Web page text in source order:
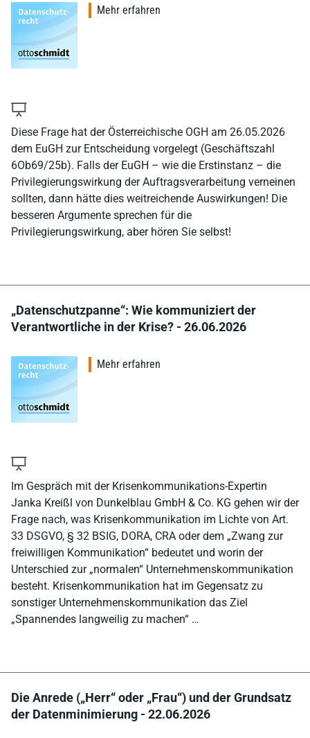
Diese Frage hat der Österreichische OGH am 26.05.2026
dem EuGH zur Entscheidung vorgelegt (Geschäftszahl
6Ob69/25b). Falls der EuGH – wie die Erstinstanz – die
Privilegierungswirkung der Auftragsverarbeitung verneinen
sollten, dann hätte dies weitreichende Auswirkungen! Die
besseren Argumente sprechen für die
Privilegierungswirkung, aber hören Sie selbst!
Mehr erfahren
„Datenschutzpanne“: Wie kommuniziert der
Verantwortliche in der Krise? - 26.06.2026
Im Gespräch mit der Krisenkommunikations-Expertin
Janka Kreißl von Dunkelblau GmbH & Co. KG gehen wir der
Frage nach, was Krisenkommunikation im Lichte von Art.
33 DSGVO, § 32 BSIG, DORA, CRA oder dem „Zwang zur
freiwilligen Kommunikation“ bedeutet und worin der
Unterschied zur „normalen“ Unternehmenskommunikation
besteht. Krisenkommunikation hat im Gegensatz zu
sonstiger Unternehmenskommunikation das Ziel
„Spannendes langweilig zu machen“ …
Mehr erfahren
Die Anrede („Herr“ oder „Frau“) und der Grundsatz
der Datenminimierung - 22.06.2026